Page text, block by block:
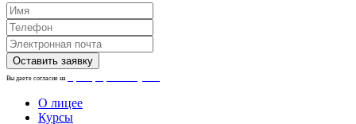
Вы даете согласие на
О лицее
Курсы